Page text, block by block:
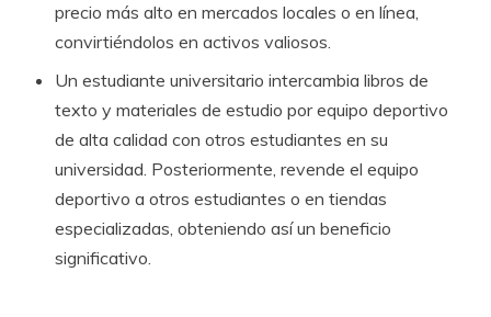
precio más alto en mercados locales o en línea,
convirtiéndolos en activos valiosos.
Un estudiante universitario intercambia libros de
texto y materiales de estudio por equipo deportivo
de alta calidad con otros estudiantes en su
universidad. Posteriormente, revende el equipo
deportivo a otros estudiantes o en tiendas
especializadas, obteniendo así un beneficio
significativo.